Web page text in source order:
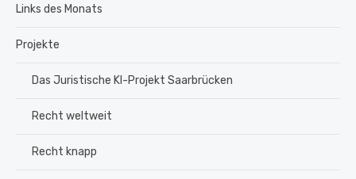
Links des Monats
Projekte
Das Juristische KI-Projekt Saarbrücken
Recht weltweit
Recht knapp